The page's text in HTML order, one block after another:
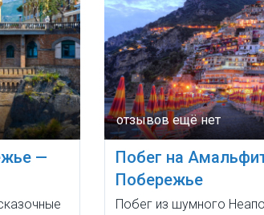
—
Побег на
Побережье
Побег из шумного